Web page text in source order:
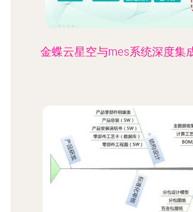
金蝶云星空与mes系统深度集